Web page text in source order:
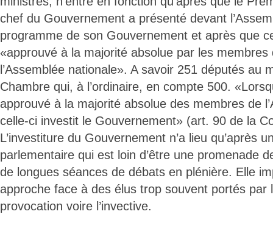
chef du Gouvernement a présenté devant
programme de son Gouvernement et après que
«approuvé à la majorité absolue par les membres
l’Assemblée nationale». A savoir 251 députés au
Chambre qui, à l’ordinaire, en compte 500.
approuvé à la majorité absolue des membres de
celle-ci investit le Gouvernement» (art. 90 de la
L’investiture du Gouvernement n’a lieu qu’après
parlementaire qui est loin d’être une promenade
de longues séances de débats en plénière. Elle
approche face à des élus trop souvent portés par
provocation voire l’invective.